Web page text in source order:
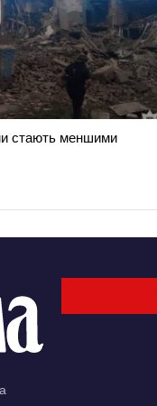
стають меншими